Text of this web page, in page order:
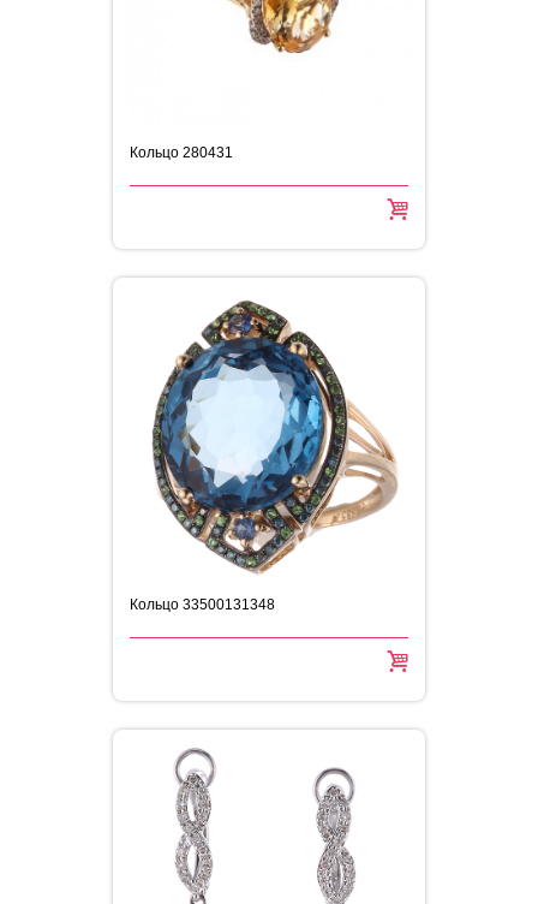
Кольцо 280431
Кольцо 33500131348